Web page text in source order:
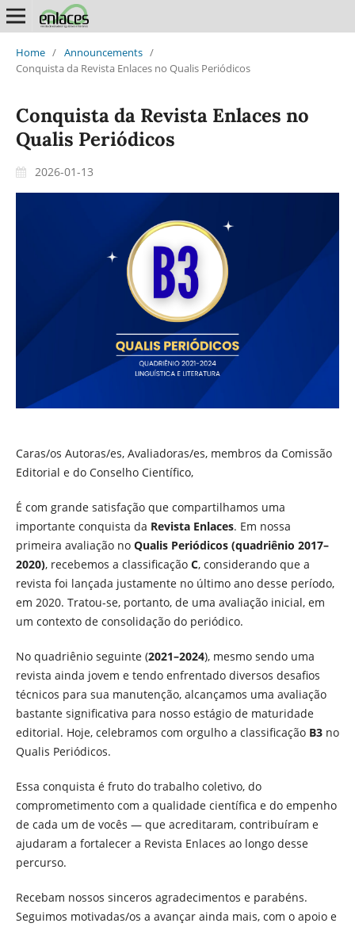
Home / Announcements /
Conquista da Revista Enlaces no Qualis Periódicos
Conquista da Revista Enlaces no
Qualis Periódicos
2026-01-13
Caras/os Autoras/es, Avaliadoras/es, membros da Comissão
Editorial e do Conselho Científico,
É com grande satisfação que compartilhamos uma
importante conquista da Revista Enlaces. Em nossa
primeira avaliação no Qualis Periódicos (quadriênio 2017–
2020), recebemos a classificação C, considerando que a
revista foi lançada justamente no último ano desse período,
em 2020. Tratou-se, portanto, de uma avaliação inicial, em
um contexto de consolidação do periódico.
No quadriênio seguinte (2021–2024), mesmo sendo uma
revista ainda jovem e tendo enfrentado diversos desafios
técnicos para sua manutenção, alcançamos uma avaliação
bastante significativa para nosso estágio de maturidade
editorial. Hoje, celebramos com orgulho a classificação B3no
Qualis Periódicos.
Essa conquista é fruto do trabalho coletivo, do
comprometimento com a qualidade científica e do empenho
de cada um de vocês — que acreditaram, contribuíram e
ajudaram a fortalecer a Revista Enlaces ao longo desse
percurso.
Recebam nossos sinceros agradecimentos e parabéns.
Seguimos motivadas/os a avançar ainda mais, com o apoio e